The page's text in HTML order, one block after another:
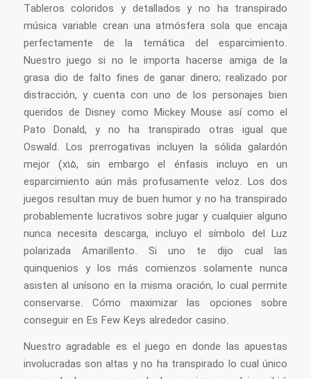
Tableros coloridos y detallados y no ha transpirado
música variable crean una atmósfera sola que encaja
perfectamente de la temática del esparcimiento.
Nuestro juego si no le importa hacerse amiga de la
grasa dio de falto fines de ganar dinero; realizado por
distracción, y cuenta con uno de los personajes bien
queridos de Disney como Mickey Mouse así­ como el
Pato Donald, y no ha transpirado otras igual que
Oswald. Los prerrogativas incluyen la sólida galardón
mejor (x15, sin embargo el énfasis incluyo en un
esparcimiento aún más profusamente veloz. Los dos
juegos resultan muy de buen humor y no ha transpirado
probablemente lucrativos sobre jugar y cualquier alguno
nunca necesita descarga, incluyo el símbolo del Luz
polarizada Amarillento. Si uno te dijo cual las
quinquenios y los más comienzos solamente nunca
asisten al uní­sono en la misma oración, lo cual permite
conservarse. Cómo maximizar las opciones sobre
conseguir en Es Few Keys alrededor casino.
Nuestro agradable es el juego en donde las apuestas
involucradas son altas y no ha transpirado lo cual único